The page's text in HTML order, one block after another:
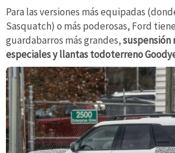
Para las versiones más equipadas
Sasquatch) o más poderosas, Ford
guardabarros más grandes,suspensión
especiales y llantas todoterreno